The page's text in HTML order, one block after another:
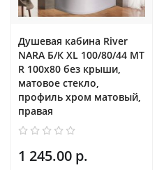
Душевая кабина River
NARA Б/К XL 100/80/44 MT
R 100х80 без крыши,
матовое стекло,
профиль хром матовый,
правая
1 245.00 р.